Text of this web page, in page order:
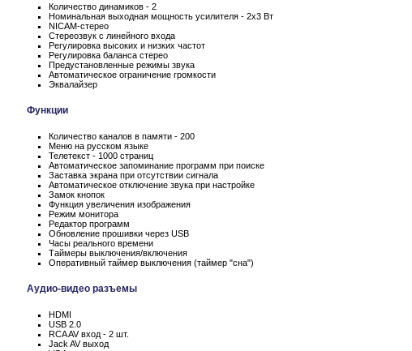
Количество динамиков - 2
Номинальная выходная мощность усилителя - 2x3 Вт
NICAM-стерео
Стереозвук с линейного входа
Регулировка высоких и низких частот
Регулировка баланса стерео
Предустановленные режимы звука
Автоматическое ограничение громкости
Эквалайзер
Функции
Количество каналов в памяти - 200
Меню на русском языке
Телетекст - 1000 страниц
Автоматическое запоминание программ при поиске
Заставка экрана при отсутствии сигнала
Автоматическое отключение звука при настройке
Замок кнопок
Функция увеличения изображения
Режим монитора
Редактор программ
Обновление прошивки через USB
Часы реального времени
Таймеры выключения/включения
Оперативный таймер выключения (таймер "сна")
Аудио-видео разъемы
HDMI
USB 2.0
RCA AV вход - 2 шт.
Jack AV выход